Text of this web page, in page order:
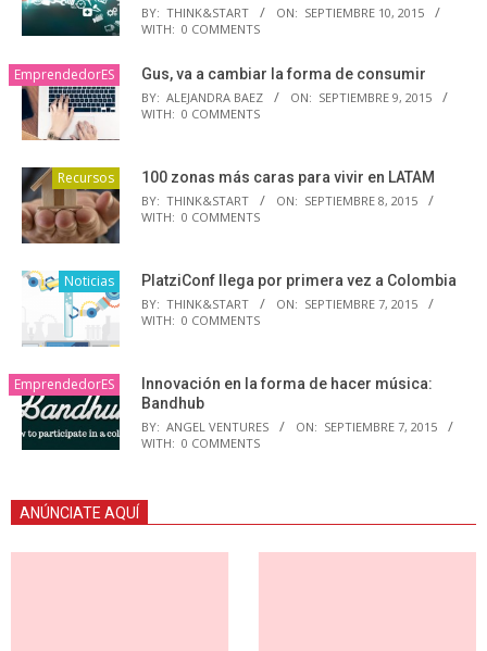
BY: THINK&START ON: SEPTIEMBRE 10, 2015
WITH: 0 COMMENTS
EmprendedorES Gus, va a cambiar la forma de consumir
BY: ALEJANDRA BAEZ ON: SEPTIEMBRE 9, 2015
WITH: 0 COMMENTS
Recursos 100 zonas más caras para vivir en LATAM
BY: THINK&START ON: SEPTIEMBRE 8, 2015
WITH: 0 COMMENTS
Noticias PlatziConf llega por primera vez a Colombia
BY: THINK&START ON: SEPTIEMBRE 7, 2015
WITH: 0 COMMENTS
EmprendedorES
Innovación en la forma de hacer música:
Bandhub
BY: ANGEL VENTURES ON: SEPTIEMBRE 7, 2015
WITH: 0 COMMENTS
ANÚNCIATE AQUÍ